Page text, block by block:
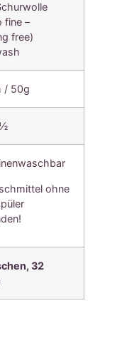
fine –
free)
/ 50g
ohne
32